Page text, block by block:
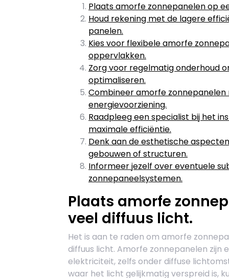
Plaats amorfe zonnepanelen op
Houd rekening met de lagere
panelen.
Kies voor flexibele amorfe
oppervlakken.
Zorg voor regelmatig onderhoud
optimaliseren.
Combineer amorfe
energievoorziening.
Raadpleeg een specialist bij het
maximale efficiëntie.
Denk aan de esthetische
gebouwen of structuren.
Informeer jezelf over eventuele
zonnepaneelsystemen.
Plaats amorfe
veel diffuus licht.
Het is aan te raden om amorfe
diffuus licht. Amorfe zonnepanelen
elektriciteit, zelfs onder diffuse
waar het licht gelijkmatig verspreid is,